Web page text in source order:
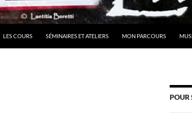
LES COURS SÉMINAIRES ET ATELIERS MON PARCOURS
POUR